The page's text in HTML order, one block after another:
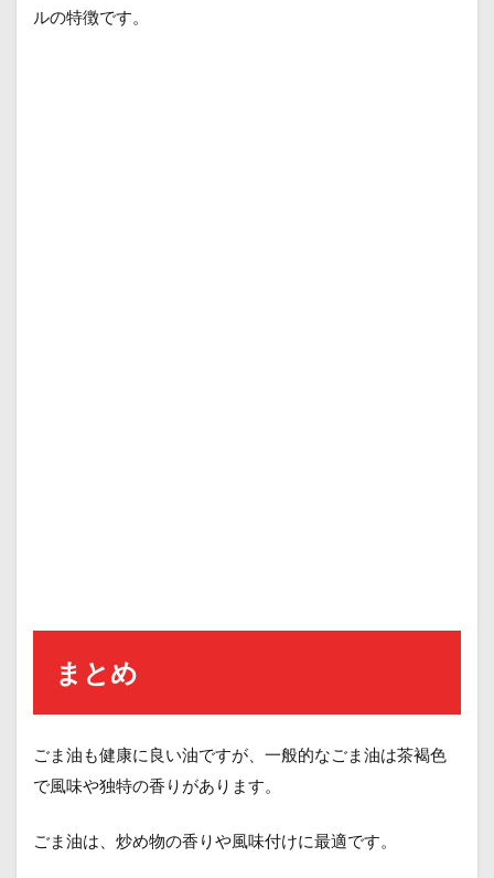
ルの特徴です。
まとめ
ごま油も健康に良い油ですが、一般的なごま油は茶褐色
で風味や独特の香りがあります。
ごま油は、炒め物の香りや風味付けに最適です。